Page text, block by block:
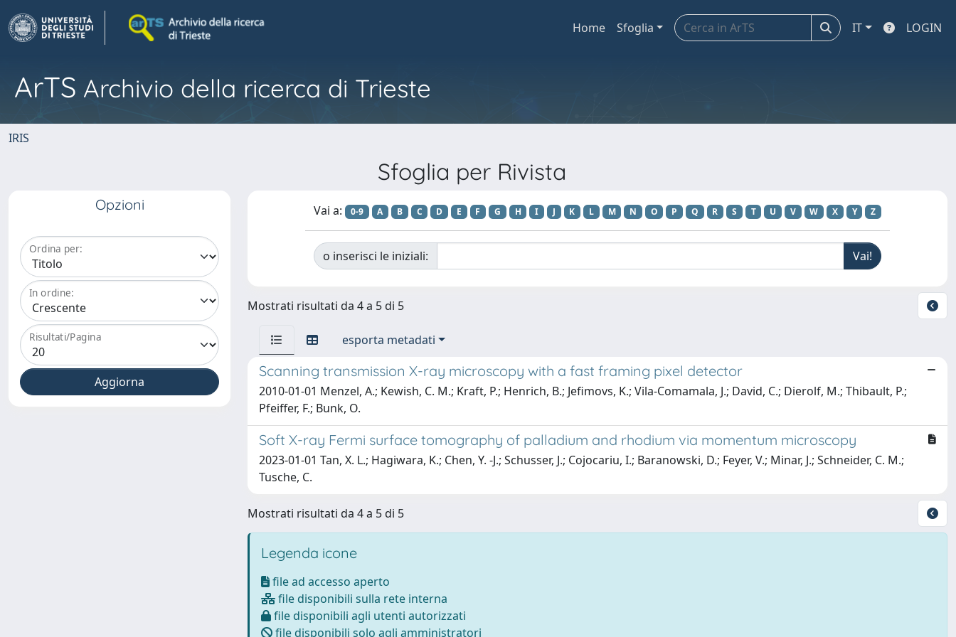
Home Sfoglia IT LOGIN
ArTS Archivio della ricerca di Trieste
IRIS
Sfoglia per Rivista
Opzioni
Ordina per:
In ordine:
Risultati/Pagina
Vai a: 0-9 A B C D E F G H I J K L M N O P Q R S T U V W X Y Z
o inserisci le iniziali:
Mostrati risultati da 4 a 5 di 5
esporta metadati
Scanning transmission X-ray microscopy with a fast framing pixel detector
2010-01-01 Menzel, A.; Kewish, C. M.; Kraft, P.; Henrich, B.; Jefimovs, K.; Vila-Comamala, J.; David, C.; Dierolf, M.; Thibault, P.;
Pfeiffer, F.; Bunk, O.
Soft X-ray Fermi surface tomography of palladium and rhodium via momentum microscopy
2023-01-01 Tan, X. L.; Hagiwara, K.; Chen, Y. -J.; Schusser, J.; Cojocariu, I.; Baranowski, D.; Feyer, V.; Minar, J.; Schneider, C. M.;
Tusche, C.
Mostrati risultati da 4 a 5 di 5
Legenda icone
file ad accesso aperto
file disponibili sulla rete interna
file disponibili agli utenti autorizzati
file disponibili solo agli amministratori